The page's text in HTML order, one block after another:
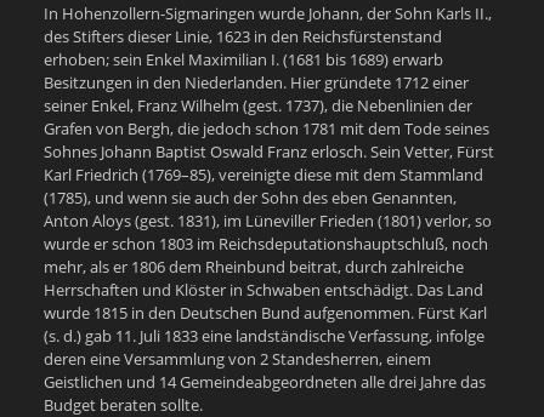
In Hohenzollern-Sigmaringen wurde Johann, der Sohn Karls II.,
des Stifters dieser Linie, 1623 in den Reichsfürstenstand
erhoben; sein Enkel Maximilian I. (1681 bis 1689) erwarb
Besitzungen in den Niederlanden. Hier gründete 1712 einer
seiner Enkel, Franz Wilhelm (gest. 1737), die Nebenlinien der
Grafen von Bergh, die jedoch schon 1781 mit dem Tode seines
Sohnes Johann Baptist Oswald Franz erlosch. Sein Vetter, Fürst
Karl Friedrich (1769–85), vereinigte diese mit dem Stammland
(1785), und wenn sie auch der Sohn des eben Genannten,
Anton Aloys (gest. 1831), im Lüneviller Frieden (1801) verlor, so
wurde er schon 1803 im Reichsdeputationshauptschluß, noch
mehr, als er 1806 dem Rheinbund beitrat, durch zahlreiche
Herrschaften und Klöster in Schwaben entschädigt. Das Land
wurde 1815 in den Deutschen Bund aufgenommen. Fürst Karl
(s. d.) gab 11. Juli 1833 eine landständische Verfassung, infolge
deren eine Versammlung von 2 Standesherren, einem
Geistlichen und 14 Gemeindeabgeordneten alle drei Jahre das
Budget beraten sollte.